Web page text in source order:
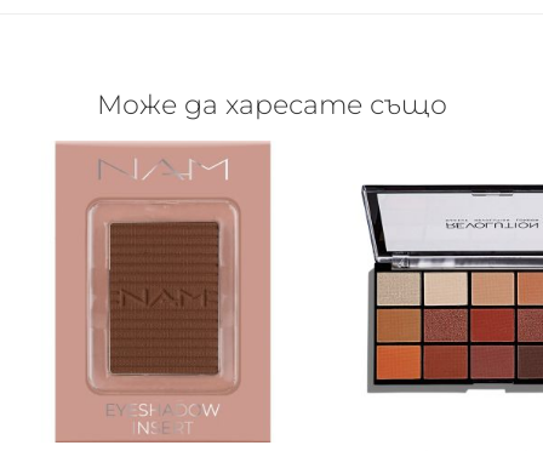
Може да харесате също